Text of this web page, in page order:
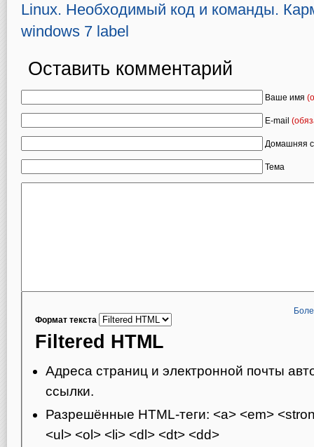
Linux. Необходимый код и команды.
windows 7 label
Оставить комментарий
Ваше имя
E-mail
Домашняя
Тема
Формат текста
Filtered HTML
Адреса страниц и электронной почты
ссылки.
Разрешённые HTML-теги: <a> <em>
<ul> <ol> <li> <dl> <dt> <dd>